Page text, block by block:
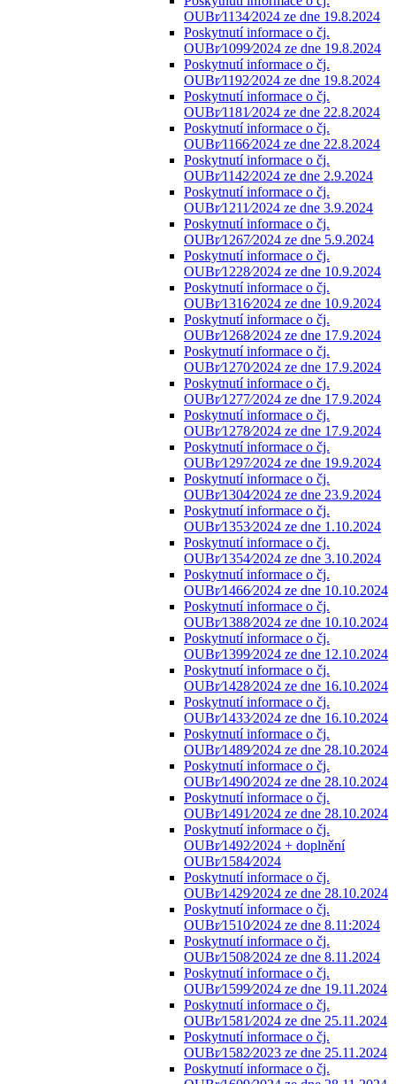
OUBr⁄1134⁄2024 ze dne 19.8.2024
Poskytnutí informace o čj.
OUBr⁄1099⁄2024 ze dne 19.8.2024
Poskytnutí informace o čj.
OUBr⁄1192⁄2024 ze dne 19.8.2024
Poskytnutí informace o čj.
OUBr⁄1181⁄2024 ze dne 22.8.2024
Poskytnutí informace o čj.
OUBr⁄1166⁄2024 ze dne 22.8.2024
Poskytnutí informace o čj.
OUBr⁄1142⁄2024 ze dne 2.9.2024
Poskytnutí informace o čj.
OUBr⁄1211⁄2024 ze dne 3.9.2024
Poskytnutí informace o čj.
OUBr⁄1267⁄2024 ze dne 5.9.2024
Poskytnutí informace o čj.
OUBr⁄1228⁄2024 ze dne 10.9.2024
Poskytnutí informace o čj.
OUBr⁄1316⁄2024 ze dne 10.9.2024
Poskytnutí informace o čj.
OUBr⁄1268⁄2024 ze dne 17.9.2024
Poskytnutí informace o čj.
OUBr⁄1270⁄2024 ze dne 17.9.2024
Poskytnutí informace o čj.
OUBr⁄1277⁄2024 ze dne 17.9.2024
Poskytnutí informace o čj.
OUBr⁄1278⁄2024 ze dne 17.9.2024
Poskytnutí informace o čj.
OUBr⁄1297⁄2024 ze dne 19.9.2024
Poskytnutí informace o čj.
OUBr⁄1304⁄2024 ze dne 23.9.2024
Poskytnutí informace o čj.
OUBr⁄1353⁄2024 ze dne 1.10.2024
Poskytnutí informace o čj.
OUBr⁄1354⁄2024 ze dne 3.10.2024
Poskytnutí informace o čj.
OUBr⁄1466⁄2024 ze dne 10.10.2024
Poskytnutí informace o čj.
OUBr⁄1388⁄2024 ze dne 10.10.2024
Poskytnutí informace o čj.
OUBr⁄1399⁄2024 ze dne 12.10.2024
Poskytnutí informace o čj.
OUBr⁄1428⁄2024 ze dne 16.10.2024
Poskytnutí informace o čj.
OUBr⁄1433⁄2024 ze dne 16.10.2024
Poskytnutí informace o čj.
OUBr⁄1489⁄2024 ze dne 28.10.2024
Poskytnutí informace o čj.
OUBr⁄1490⁄2024 ze dne 28.10.2024
Poskytnutí informace o čj.
OUBr⁄1491⁄2024 ze dne 28.10.2024
Poskytnutí informace o čj.
OUBr⁄1492⁄2024 + doplnění
OUBr⁄1584⁄2024
Poskytnutí informace o čj.
OUBr⁄1429⁄2024 ze dne 28.10.2024
Poskytnutí informace o čj.
OUBr⁄1510⁄2024 ze dne 8.11:2024
Poskytnutí informace o čj.
OUBr⁄1508⁄2024 ze dne 8.11.2024
Poskytnutí informace o čj.
OUBr⁄1599⁄2024 ze dne 19.11.2024
Poskytnutí informace o čj.
OUBr⁄1581⁄2024 ze dne 25.11.2024
Poskytnutí informace o čj.
OUBr⁄1582⁄2023 ze dne 25.11.2024
Poskytnutí informace o čj.